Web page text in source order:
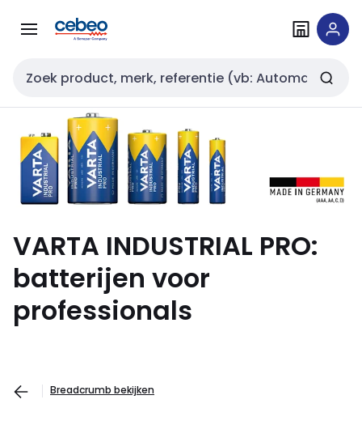
naar
naar
Zoekveld invoer
VARTA INDUSTRIAL PRO:
batterijen voor
professionals
Breadcrumb bekijken